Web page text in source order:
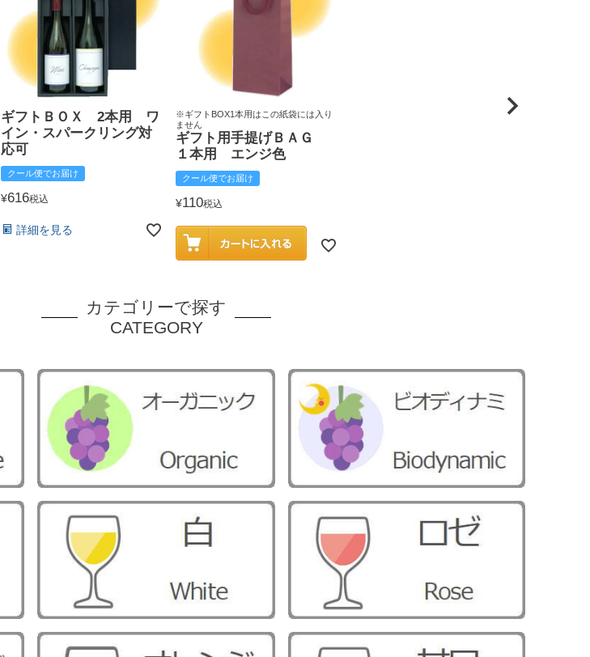
ギフトＢＯＸ 2本用 ワ
イン・スパークリング対
応可
クール便でお届け
¥616税込
詳細を見る
※ギフトBOX1本用はこの紙袋には入り
ません
ギフト用手提げＢＡＧ
１本用 エンジ色
クール便でお届け
¥110税込
カテゴリーで探す
CATEGORY